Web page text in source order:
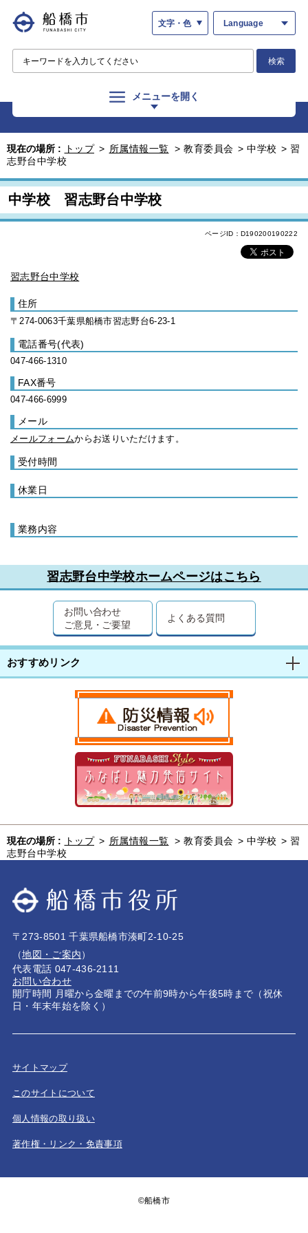
文字・色 Language
検索
メニューを開く
現在の場所 : トップ > 所属情報一覧 > 教育委員会 > 中学校 > 習
志野台中学校
中学校 習志野台中学校
ページID：D190200190222
習志野台中学校
住所
〒274-0063千葉県船橋市習志野台6-23-1
電話番号(代表)
047-466-1310
FAX番号
047-466-6999
メール
メールフォームからお送りいただけます。
受付時間
休業日
業務内容
習志野台中学校ホームページはこちら
お問い合わせ
ご意見・ご要望
よくある質問
おすすめリンク
現在の場所 : トップ > 所属情報一覧 > 教育委員会 > 中学校 > 習
志野台中学校
〒273-8501 千葉県船橋市湊町2-10-25
（地図・ご案内）
代表電話 047-436-2111
お問い合わせ
開庁時間 月曜から金曜までの午前9時から午後5時まで（祝休
日・年末年始を除く）
サイトマップ
このサイトについて
個人情報の取り扱い
著作権・リンク・免責事項
©船橋市